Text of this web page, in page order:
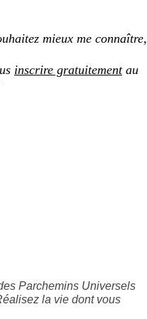
mieux me connaître,
inscrire gratuitementau
Parchemins Universels
la vie dont vous